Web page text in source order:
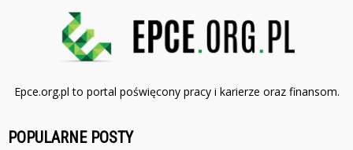
Epce.org.pl to portal poświęcony pracy i karierze oraz finansom.
POPULARNE POSTY